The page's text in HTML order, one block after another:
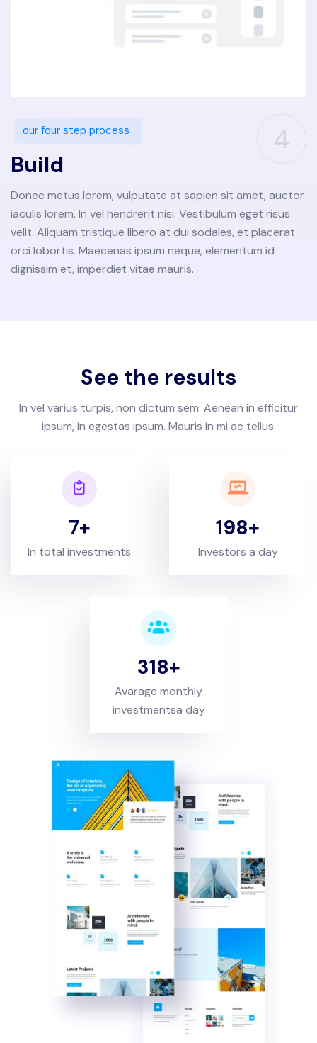
4
our four step process
Build
Donec metus lorem, vulputate at sapien sit amet, auctor
iaculis lorem. In vel hendrerit nisi. Vestibulum eget risus
velit. Aliquam tristique libero at dui sodales, et placerat
orci lobortis. Maecenas ipsum neque, elementum id
dignissim et, imperdiet vitae mauris.
See the results
In vel varius turpis, non dictum sem. Aenean in efficitur
ipsum, in egestas ipsum. Mauris in mi ac tellus.
7
In total investments
198
Investors a day
318
Avarage monthly
investmentsa day